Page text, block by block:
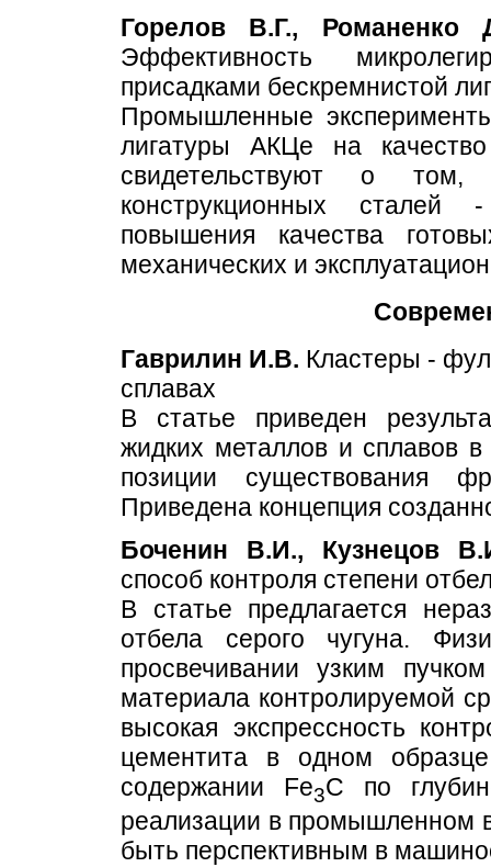
Горелов В.Г., Романенко
Эффективность
присадками бескремнистой
Промышленные
лигатуры АКЦе на
свидетельствуют о том,
конструкционных
повышения качества
механических и
Гаврилин И.В. Кластеры -
сплавах
В статье приведен
жидких металлов и сплавов
позиции существования
Приведена концепция
Боченин В.И., Кузнецов
способ контроля степени
В статье предлагается
отбела серого чугуна.
просвечивании узким
материала контролируемой
высокая экспрессность
цементита в одном
содержании Fe3C по
реализации в промышленном
быть перспективным в